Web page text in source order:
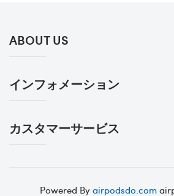
ABOUT US
インフォメーション
カスタマーサービス
Powered Byairpodsdo.com